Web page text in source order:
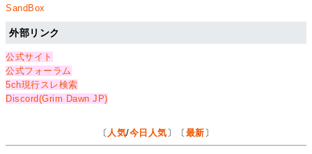
SandBox
外部リンク
公式サイト
公式フォーラム
5ch現行スレ検索
Discord(Grim Dawn JP)
〔 人気/今日人気 〕〔 最新 〕